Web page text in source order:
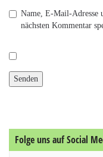
Name, E-Mail-Adresse
nächsten Kommentar
Folge uns auf Social